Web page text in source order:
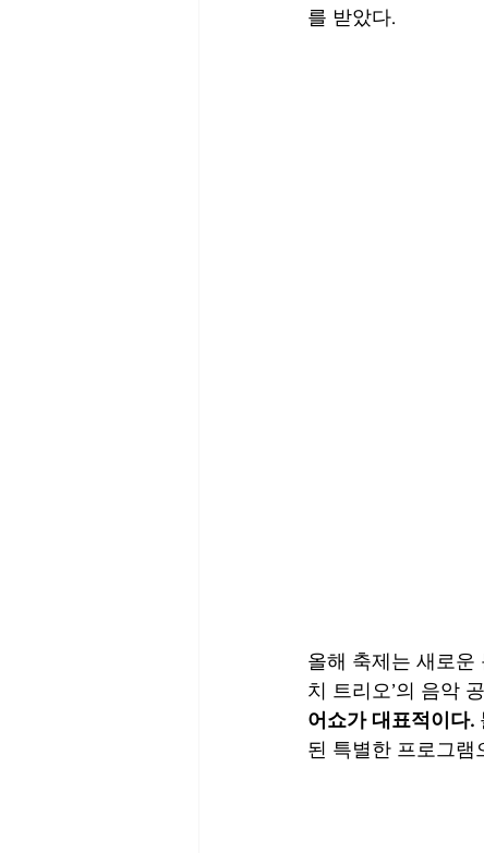
를 받았다.
올해 축제는 새로운
치 트리오’의 음악
어쇼가 대표적이다.
된 특별한 프로그램